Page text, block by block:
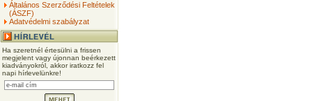
Általános Szerződési Feltételek
(ÁSZF)
Adatvédelmi szabályzat
Ha szeretnél értesülni a frissen
megjelent vagy újonnan beérkezett
kiadványokról, akkor iratkozz fel
napi hírlevelünkre!